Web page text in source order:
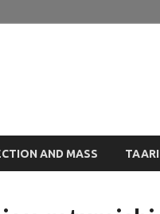
AND MASS